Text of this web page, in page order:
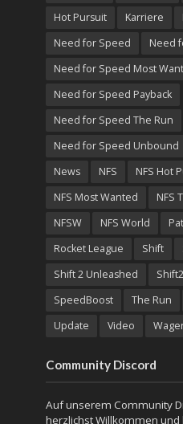
Hot Pursuit
Karriere
Need for Speed
Need
Need for Speed Most
Need for Speed Payback
Need for Speed The Run
Need for Speed Unbound
News
NFS
NFS Hot
NFS Most Wanted
NFS
NFSW
NFS World
Rocket League
Shift
Shift 2 Unleashed
SpeedBoost
The Run
Update
Video
Community Discord
Auf unserem Community
herzlichst Willkommen